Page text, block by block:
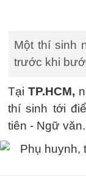
Một thí sinh
trước khi
TạiTP.HCM,
thí sinh tới
tiên - Ngữ văn.